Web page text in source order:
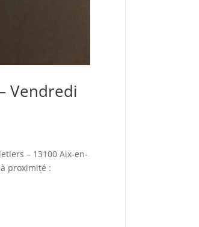
Vendredi
– 13100 Aix-en-
proximité :